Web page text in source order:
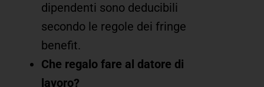
dipendenti sono deducibili
secondo le regole dei fringe
benefit.
Che regalo fare al datore di
lavoro?